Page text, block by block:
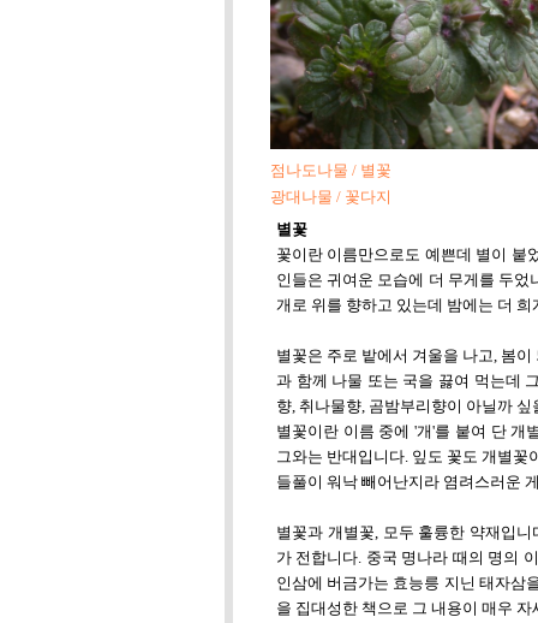
점나도나물 / 별꽃
광대나물 / 꽃다지
별꽃
꽃이란 이름만으로도 예쁜데 별이 붙
인들은 귀여운 모습에 더 무게를 두
개로 위를 향하고 있는데 밤에는 더
별꽃은 주로 밭에서 겨울을 나고, 봄
과 함께 나물 또는 국을 끓여 먹는데
향, 취나물향, 곰밤부리향이 아닐까
별꽃이란 이름 중에 '개'를 붙여 단 개
그와는 반대입니다. 잎도 꽃도 개별
들풀이 워낙 빼어난지라 염려스러운
별꽃과 개별꽃, 모두 훌륭한 약재입
가 전합니다. 중국 명나라 때의 명의
인삼에 버금가는 효능릉 지닌 태자삼
을 집대성한 책으로 그 내용이 매우